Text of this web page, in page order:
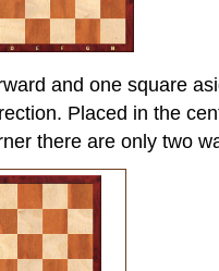
and one square
Placed in the
there are only two